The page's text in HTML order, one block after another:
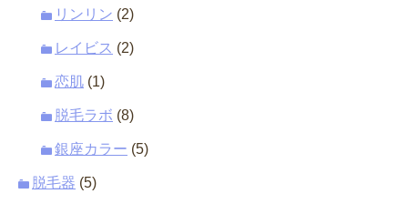
リンリン (2)
レイビス (2)
恋肌 (1)
脱毛ラボ (8)
銀座カラー (5)
脱毛器 (5)